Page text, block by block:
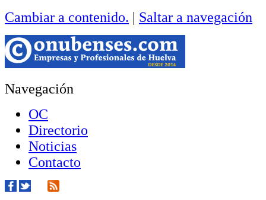
Cambiar a contenido. | Saltar a navegación
Navegación
OC
Directorio
Noticias
Contacto